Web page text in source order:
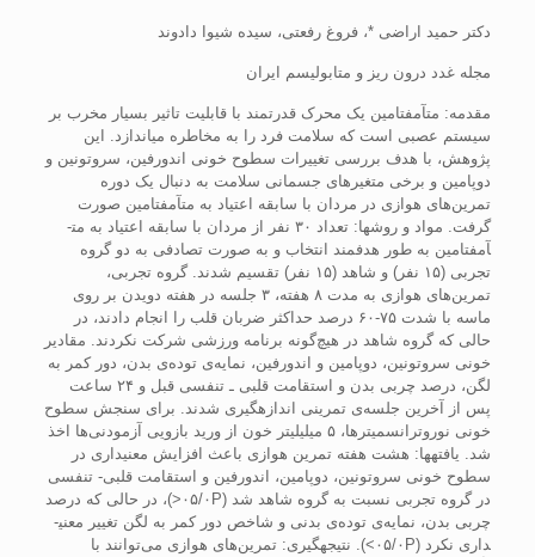
دکتر حمید اراضی *، فروغ رفعتی، سیده شیوا دادوند
مجله غدد درون ریز و متابولیسم ایران
مقدمه: مت­آمفتامین یک محرک قدرتمند با قابلیت تاثیر بسیار مخرب بر
سیستم عصبی است که سلامت فرد را به مخاطره می­اندازد. این
پژوهش، با هدف بررسی تغییرات سطوح خونی اندورفین، سروتونین و
دوپامین و برخی متغیرهای جسمانی سلامت به دنبال یک دوره
تمرین‌های هوازی در مردان با سابقه اعتیاد به مت­آمفتامین صورت
گرفت. مواد و روش­ها: تعداد ۳۰ نفر از مردان با سابقه اعتیاد به مت­
آمفتامین به طور هدفمند انتخاب و به صورت تصادفی به دو گروه
تجربی (۱۵ نفر) و شاهد (۱۵ نفر) تقسیم شدند. گروه تجربی،
تمرین‌های هوازی به مدت ۸ هفته، ۳ جلسه در هفته دویدن بر روی
ماسه با شدت ۷۵-۶۰ درصد حداکثر ضربان قلب را انجام دادند، در
حالی که گروه شاهد در هیچ‌گونه برنامه ورزشی شرکت نکردند. مقادیر
خونی سروتونین، دوپامین و اندورفین، نمایه‌ی توده‌ی بدن، دور کمر به
لگن، درصد چربی بدن و استقامت قلبی ـ تنفسی قبل و ۲۴ ساعت
پس از آخرین جلسه‌ی تمرینی اندازه­گیری شدند. برای سنجش سطوح
خونی نوروترانسمیترها، ۵ میلی­لیتر خون از ورید بازویی آزمودنی‌ها اخذ
شد. یافته­ها: هشت هفته تمرین هوازی باعث افزایش معنی­داری در
سطوح خونی سروتونین، دوپامین، اندورفین و استقامت قلبی- تنفسی
در گروه تجربی نسبت به گروه شاهد شد (۰۵/۰P<)، در حالی که درصد
چربی بدن، نمایه‌ی توده‌ی بدنی و شاخص دور کمر به لگن تغییر معنی­
داری نکرد (۰۵/۰P>). نتیجه­گیری: تمرین‌های هوازی می‌توانند با